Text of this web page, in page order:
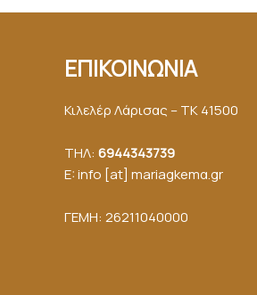
ΕΠΙΚΟΙΝΩΝΙΑ
Κιλελέρ Λάρισας – ΤΚ 41500
ΤΗΛ: 6944343739
E: info [at] mariagkemα.gr
ΓΕΜΗ: 26211040000